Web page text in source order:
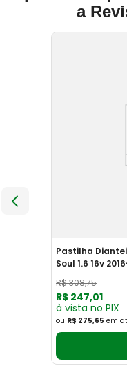
a
Pastilha
Soul 1.6 16v
R$308,75
R$ 247,01
à vista no PIX
ou R$ 275,65 em